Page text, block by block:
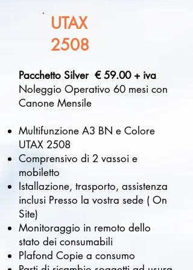
UTAX
2508
Pacchetto Silver € 59.00 + iva
Noleggio Operativo 60 mesi con
Canone Mensile
Multifunzione A3 BN e Colore
UTAX 2508
Comprensivo di 2 vassoi e
mobiletto
Istallazione, trasporto, assistenza
inclusi Presso la vostra sede ( On
Site)
Monitoraggio in remoto dello
stato dei consumabili
Plafond Copie a consumo